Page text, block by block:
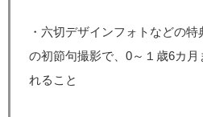
・六切デザインフォトなどの
の初節句撮影で、0～１歳6カ
れること